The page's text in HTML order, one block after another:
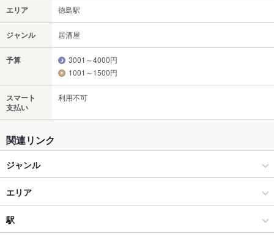
エリア 徳島駅
ジャンル 居酒屋
予算
3001～4000円
1001～1500円
スマート
支払い
利用不可
関連リンク
ジャンル
居酒屋
和風
エリア
徳島駅
駅